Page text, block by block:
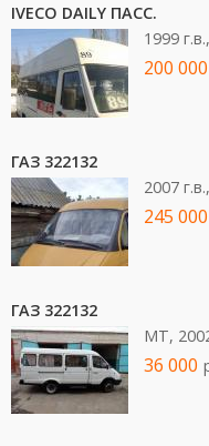
IVECO DAILY ПАСС.
1999
200 000
ГАЗ 322132
2007
245 000
ГАЗ 322132
MT,
36 000